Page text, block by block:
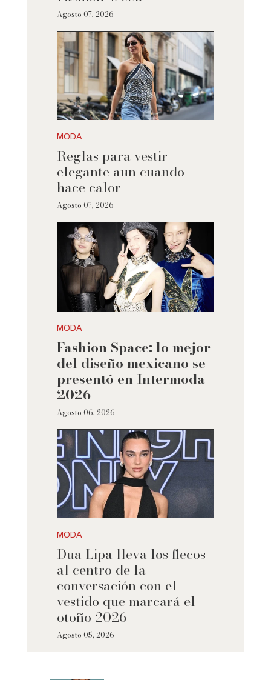
Agosto 07, 2026
MODA
Reglas para vestir
elegante aun cuando
hace calor
Agosto 07, 2026
MODA
Fashion Space: lo mejor
del diseño mexicano se
presentó en Intermoda
2026
Agosto 06, 2026
MODA
Dua Lipa lleva los flecos
al centro de la
conversación con el
vestido que marcará el
otoño 2026
Agosto 05, 2026